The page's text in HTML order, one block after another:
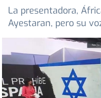
La presentadora,
Ayestaran, pero su